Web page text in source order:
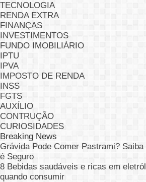
TECNOLOGIA
RENDA EXTRA
FINANÇAS
INVESTIMENTOS
FUNDO IMOBILIÁRIO
IPTU
IPVA
IMPOSTO DE RENDA
INSS
FGTS
AUXÍLIO
CONTRUÇÃO
CURIOSIDADES
Breaking News
Grávida Pode Comer Pastrami?
é Seguro
8 Bebidas saudáveis e ricas em
quando consumir